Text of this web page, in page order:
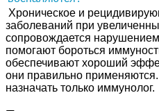
Хроническое и
заболеваний при
сопровождается
помогают бороться
обеспечивают хороший
они правильно
назначать только иммунолог.